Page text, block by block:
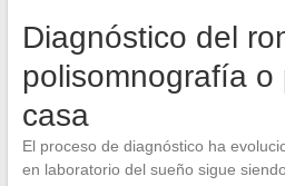
Diagnóstico del
polisomnografía o
casa
El proceso de diagnóstico ha
en laboratorio del sueño sigue